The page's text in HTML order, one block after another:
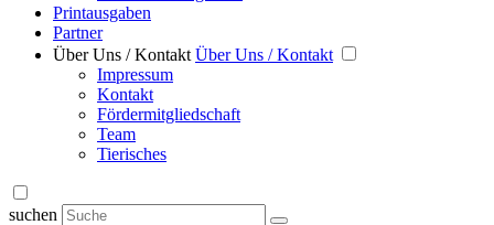
Printausgaben
Partner
Über Uns / Kontakt Über Uns / Kontakt
Impressum
Kontakt
Fördermitgliedschaft
Team
Tierisches
suchen